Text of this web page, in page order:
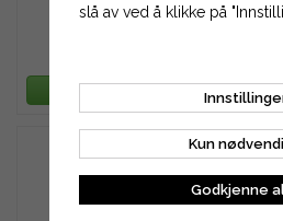
LEGG TIL HANDLEKURV
slå av ved å klikke på
Kun
Godkjenne